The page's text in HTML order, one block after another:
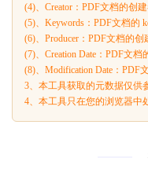
(4)、Creator：PDF文档的创建
(5)、Keywords：PDF文档的
(6)、Producer：PDF文档的创
(7)、Creation Date：PDF文档
(8)、Modification Date：PDF
3、本工具获取的元数据仅供
4、本工具只在您的浏览器中